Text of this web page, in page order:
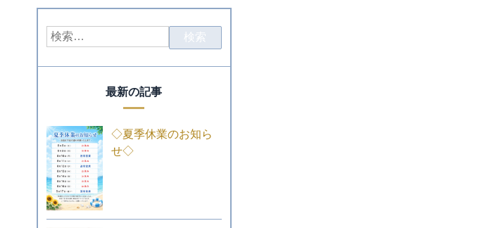
最新の記事
◇夏季休業のお知ら
せ◇